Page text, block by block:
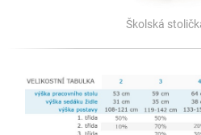
Školská